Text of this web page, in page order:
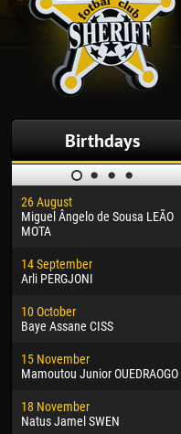
Birthdays
26 August
Miguel Ângelo de Sousa LEÃO
MOTA
14 September
Arli PERGJONI
10 October
Baye Assane CISS
15 November
Mamoutou Junior OUEDRAOGO
18 November
Natus Jamel SWEN